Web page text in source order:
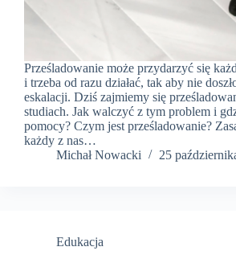
Prześladowanie może przydarzyć się
i trzeba od razu działać, tak aby nie
eskalacji. Dziś zajmiemy się
studiach. Jak walczyć z tym problem i
pomocy? Czym jest prześladowanie?
każdy z nas…
​Michał Nowacki
25
Edukacja